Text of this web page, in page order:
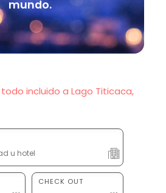
mundo.
incluido a Lago Titicaca,
CHECK OUT